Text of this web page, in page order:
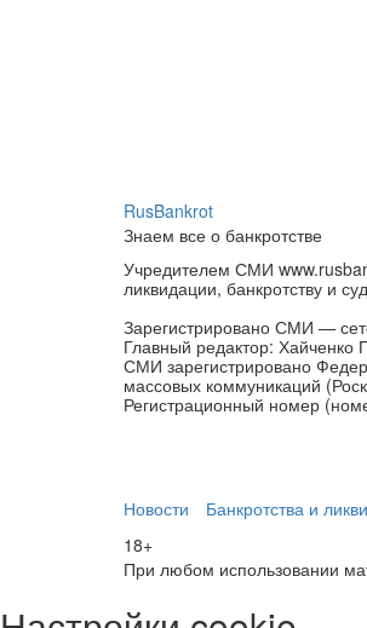
RusBankrot
Знаем все о банкротстве
Учредителем СМИ
ликвидации, банкротству и
Зарегистрировано СМИ —
Главный редактор: Хайченко
СМИ зарегистрировано
массовых коммуникаций
Регистрационный номер
Новости Банкротства и
18+
При любом использовании